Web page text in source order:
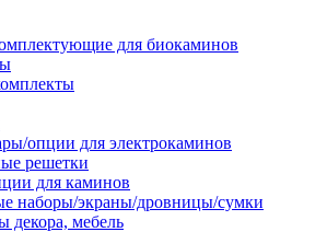
для биокаминов
опции для электрокаминов
решетки
для каминов
наборы/экраны/дровницы/сумки
декора, мебель